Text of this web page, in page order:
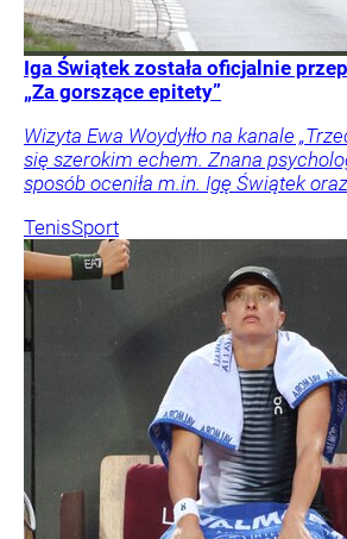
Iga Świątek została oficjalnie
„Za gorszące epitety”
Wizyta Ewa Woydyłło na kanale
się szerokim echem. Znana
sposób oceniła m.in. Igę Świątek
TenisSport